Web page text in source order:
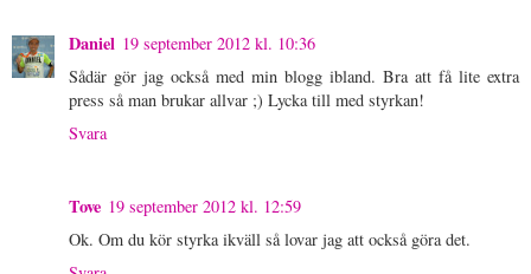
Daniel 19 september 2012 kl. 10:36
Sådär gör jag också med min blogg ibland. Bra att få lite extra
press så man brukar allvar ;) Lycka till med styrkan!
Svara
Tove 19 september 2012 kl. 12:59
Ok. Om du kör styrka ikväll så lovar jag att också göra det.